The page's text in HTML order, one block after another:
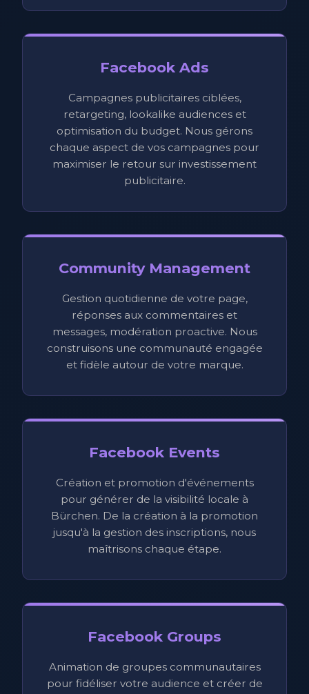
Facebook Ads
Campagnes publicitaires ciblées,
retargeting, lookalike audiences et
optimisation du budget. Nous gérons
chaque aspect de vos campagnes pour
maximiser le retour sur investissement
publicitaire.
Community Management
Gestion quotidienne de votre page,
réponses aux commentaires et
messages, modération proactive. Nous
construisons une communauté engagée
et fidèle autour de votre marque.
Facebook Events
Création et promotion d'événements
pour générer de la visibilité locale à
Bürchen. De la création à la promotion
jusqu'à la gestion des inscriptions, nous
maîtrisons chaque étape.
Facebook Groups
Animation de groupes communautaires
pour fidéliser votre audience et créer de